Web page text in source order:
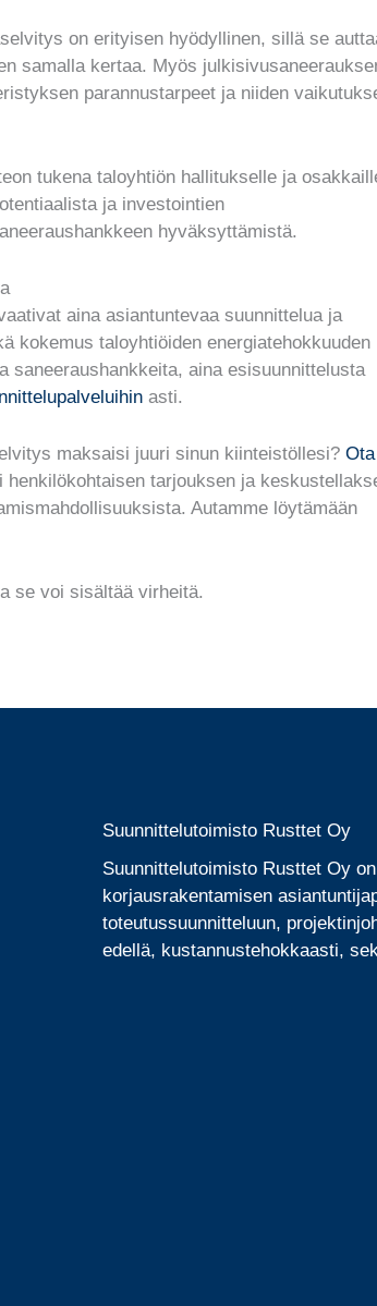
on erityisen hyödyllinen, sillä se
samalla kertaa. Myös
parannustarpeet ja niiden
tukena taloyhtiön hallitukselle ja
ja investointien
hyväksyttämistä.
aina asiantuntevaa suunnittelua ja
kokemus taloyhtiöiden energiatehokkuuden
saneeraushankkeita, aina esisuunnittelusta
asti.
maksaisi juuri sinun kiinteistöllesi? Ota
henkilökohtaisen tarjouksen ja
Autamme löytämään
se voi sisältää virheitä.
Suunnittelutoimisto Rusttet Oy
Suunnittelutoimisto Rusttet Oy
korjausrakentamisen
toteutussuunnitteluun,
edellä, kustannustehokkaasti,